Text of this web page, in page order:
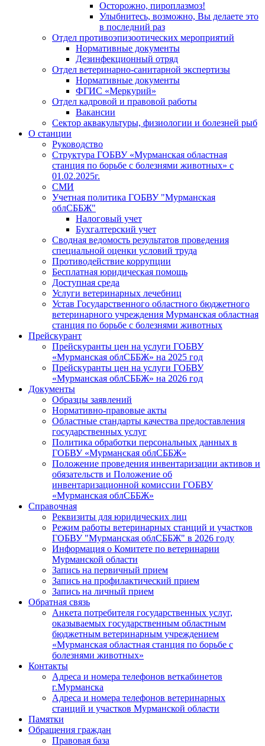
Осторожно, пироплазмоз!
Улыбнитесь, возможно, Вы делаете это
в последний раз
Отдел противоэпизоотических мероприятий
Нормативные документы
Дезинфекционный отряд
Отдел ветеринарно-санитарной экспертизы
Нормативные документы
ФГИС «Меркурий»
Отдел кадровой и правовой работы
Вакансии
Сектор аквакультуры, физиологии и болезней рыб
О станции
Руководство
Структура ГОБВУ «Мурманская областная
станция по борьбе с болезнями животных» c
01.02.2025г.
СМИ
Учетная политика ГОБВУ "Мурманская
облСББЖ"
Налоговый учет
Бухгалтерский учет
Сводная ведомость результатов проведения
специальной оценки условий труда
Противодействие коррупции
Бесплатная юридическая помощь
Доступная среда
Услуги ветеринарных лечебниц
Устав Государственного областного бюджетного
ветеринарного учреждения Мурманская областная
станция по борьбе с болезнями животных
Прейскурант
Прейскуранты цен на услуги ГОБВУ
«Мурманская облСББЖ» на 2025 год
Прейскуранты цен на услуги ГОБВУ
«Мурманская облСББЖ» на 2026 год
Документы
Образцы заявлений
Нормативно-правовые акты
Областные стандарты качества предоставления
государственных услуг
Политика обработки персональных данных в
ГОБВУ «Мурманская облСББЖ»
Положение проведения инвентаризации активов и
обязательств и Положение об
инвентаризационной комиссии ГОБВУ
«Мурманская облСББЖ»
Справочная
Реквизиты для юридических лиц
Режим работы ветеринарных станций и участков
ГОБВУ "Мурманская облСББЖ" в 2026 году
Информация о Комитете по ветеринарии
Мурманской области
Запись на первичный прием
Запись на профилактический прием
Запись на личный прием
Обратная связь
Анкета потребителя государственных услуг,
оказываемых государственным областным
бюджетным ветеринарным учреждением
«Мурманская областная станция по борьбе с
болезнями животных»
Контакты
Адреса и номера телефонов веткабинетов
г.Мурманска
Адреса и номера телефонов ветеринарных
станций и участков Мурманской области
Памятки
Обращения граждан
Правовая база